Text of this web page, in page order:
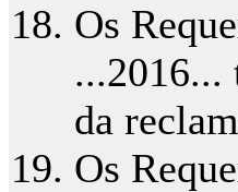
Os
...2016...
da
Os